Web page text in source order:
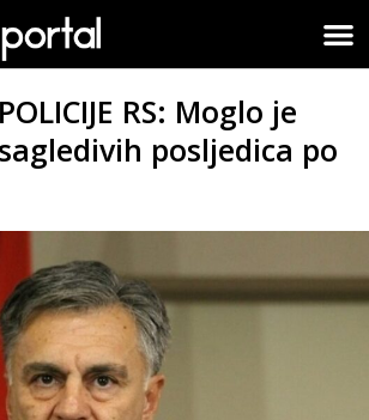
RS: Moglo je
posljedica po